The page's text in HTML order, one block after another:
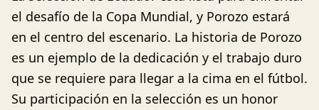
el desafío de la Copa Mundial, y Porozo estará
en el centro del escenario. La historia de Porozo
es un ejemplo de la dedicación y el trabajo duro
que se requiere para llegar a la cima en el fútbol.
Su participación en la selección es un honor